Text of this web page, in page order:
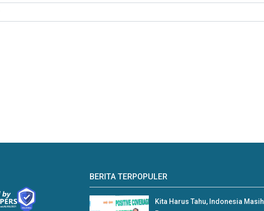
BERITA TERPOPULER
Kita Harus Tahu, Indonesia Masih